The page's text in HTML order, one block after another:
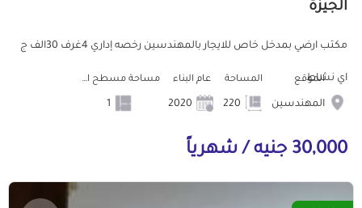
الجيزة
مكتب ارضي بمدخل خاص للايجار بالمهندسين رخصه إداري 4غرف 30الف ج
اي نشاط
الموقع
المهندسين
المساحة عام البناء مساحة مسطح البناء
30,000 جنيه / شهرياً